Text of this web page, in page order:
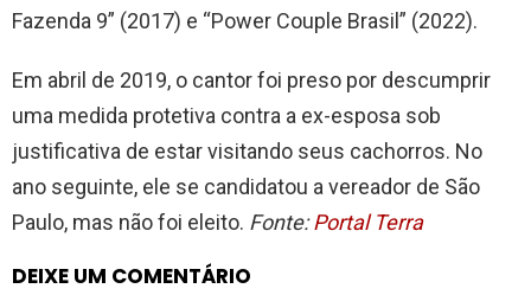
Fazenda 9” (2017) e “Power Couple Brasil” (2022).
Em abril de 2019, o cantor foi preso por descumprir
uma medida protetiva contra a ex-esposa sob
justificativa de estar visitando seus cachorros. No
ano seguinte, ele se candidatou a vereador de São
Paulo, mas não foi eleito. Fonte:Portal Terra
DEIXE UM COMENTÁRIO